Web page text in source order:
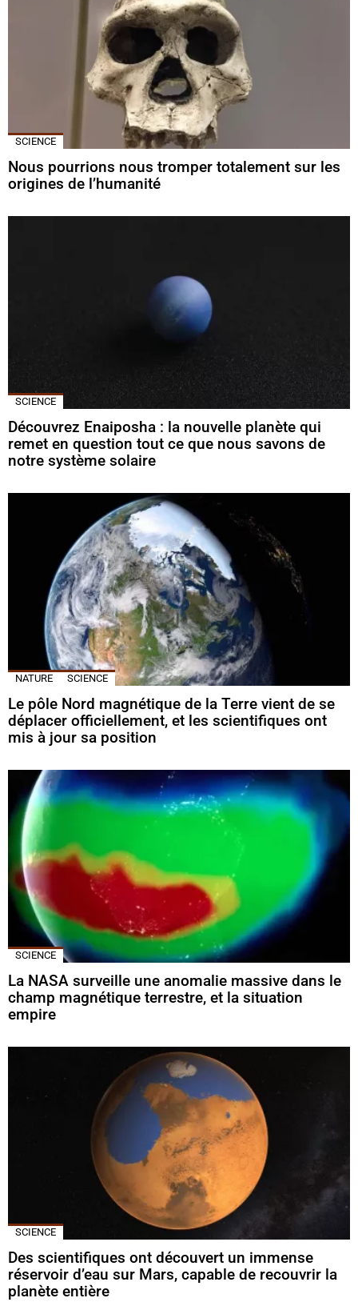
SCIENCE
Nous pourrions nous tromper totalement sur les
origines de l’humanité
SCIENCE
Découvrez Enaiposha : la nouvelle planète qui
remet en question tout ce que nous savons de
notre système solaire
NATURE SCIENCE
Le pôle Nord magnétique de la Terre vient de se
déplacer officiellement, et les scientifiques ont
mis à jour sa position
SCIENCE
La NASA surveille une anomalie massive dans le
champ magnétique terrestre, et la situation
empire
SCIENCE
Des scientifiques ont découvert un immense
réservoir d’eau sur Mars, capable de recouvrir la
planète entière